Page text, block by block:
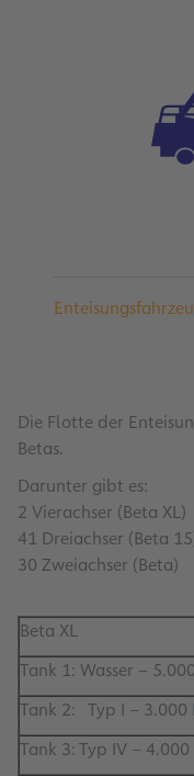
Die Flotte der
Betas.
Darunter gibt es:
2 Vierachser (Beta XL)
41 Dreiachser (Beta
30 Zweiachser (Beta)
Beta XL
Tank 1: Wasser –
Tank 2: Typ I – 3.000
Tank 3: Typ IV –